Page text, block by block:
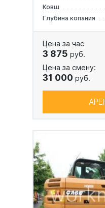
Ковш
Глубина копания
Цена за час
3 875 руб.
Цена за смену:
31 000 руб.